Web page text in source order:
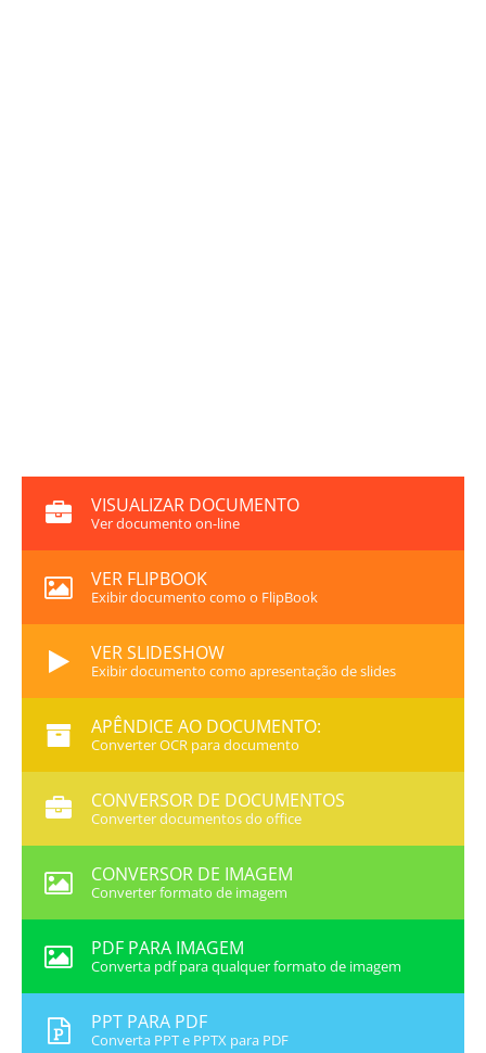
VISUALIZAR DOCUMENTO
Ver documento on-line
VER FLIPBOOK
Exibir documento como o FlipBook
VER SLIDESHOW
Exibir documento como apresentação de slides
APÊNDICE AO DOCUMENTO:
Converter OCR para documento
CONVERSOR DE DOCUMENTOS
Converter documentos do office
CONVERSOR DE IMAGEM
Converter formato de imagem
PDF PARA IMAGEM
Converta pdf para qualquer formato de imagem
PPT PARA PDF
Converta PPT e PPTX para PDF